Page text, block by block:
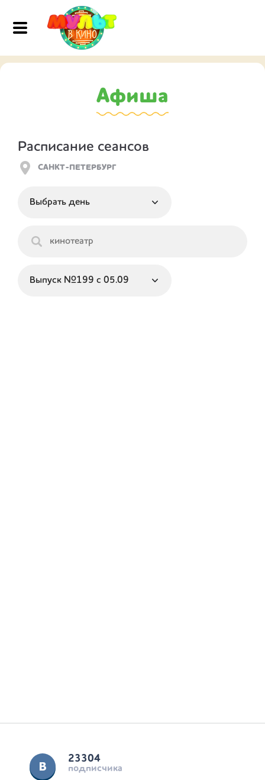
Афиша
Расписание сеансов
23304
подписчика